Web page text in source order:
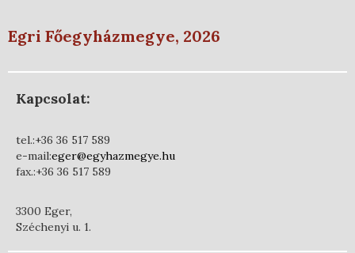
Egri Főegyházmegye, 2026
Kapcsolat:
tel.:+36 36 517 589
e-mail:eger@egyhazmegye.hu
fax.:+36 36 517 589
3300 Eger,
Széchenyi u. 1.